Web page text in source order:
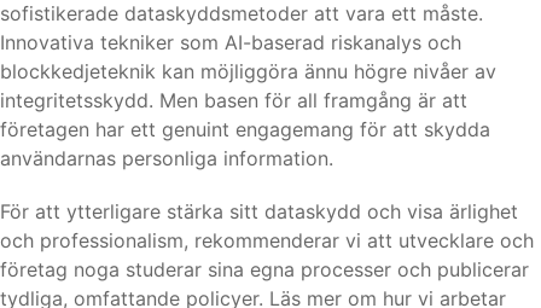
sofistikerade dataskyddsmetoder att vara ett måste.
Innovativa tekniker som AI-baserad riskanalys och
blockkedjeteknik kan möjliggöra ännu högre nivåer av
integritetsskydd. Men basen för all framgång är att
företagen har ett genuint engagemang för att skydda
användarnas personliga information.
För att ytterligare stärka sitt dataskydd och visa ärlighet
och professionalism, rekommenderar vi att utvecklare och
företag noga studerar sina egna processer och publicerar
tydliga, omfattande policyer. Läs mer om hur vi arbetar